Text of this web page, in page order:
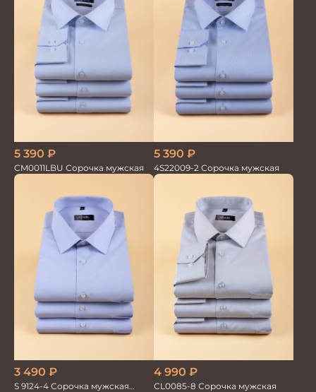
5 390 ₽
CM0011LBU Сорочка мужская
5 390 ₽
4S22009-2 Сорочка мужская
3 490 ₽
S 9124-4 Сорочка мужская
4 990 ₽
CL0085-8 Сорочка мужская